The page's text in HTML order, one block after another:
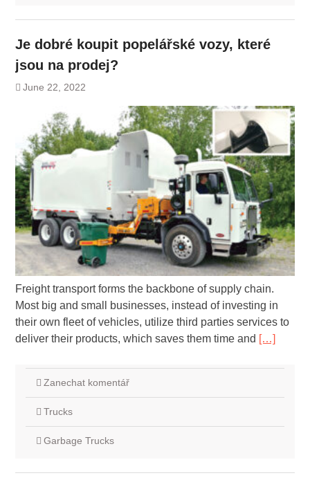
Je dobré koupit popelářské vozy, které
jsou na prodej?
June 22, 2022
Freight transport forms the backbone of supply chain.
Most big and small businesses, instead of investing in
their own fleet of vehicles, utilize third parties services to
deliver their products, which saves them time and […]
Zanechat komentář
Trucks
Garbage Trucks